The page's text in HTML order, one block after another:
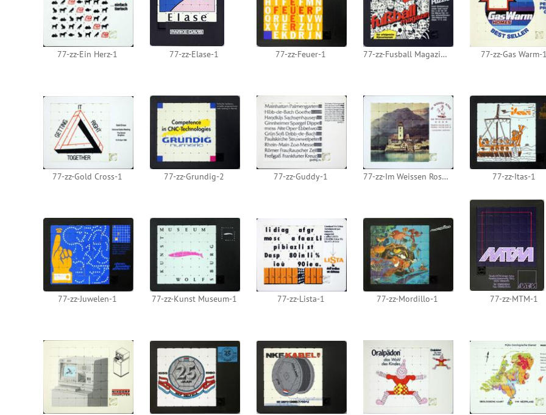
77-zz-Ein Herz-1 77-zz-Elase-1 77-zz-Feuer-1 77-zz-Fusball Magazin-1 77-zz-Gas Warm-
77-zz-Gold Cross-1 77-zz-Grundig-2 77-zz-Guddy-1 77-zz-Im Weissen Rossl-1 77-zz-Itas-1
77-zz-Juwelen-1 77-zz-Kunst Museum-1 77-zz-Lista-1 77-zz-Mordillo-1 77-zz-MTM-1